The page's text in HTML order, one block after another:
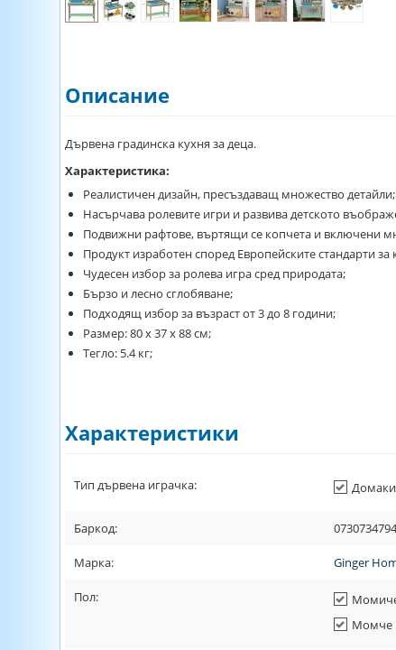
Описание
Дървена градинска кухня за деца.
Характеристика:
Реалистичен дизайн, пресъздаващ множество детайли;
Насърчава ролевите игри и развива детското
Подвижни рафтове, въртящи се копчета и включени
Продукт изработен според Европейските стандарти за
Чудесен избор за ролева игра сред природата;
Бързо и лесно сглобяване;
Подходящ избор за възраст от 3 до 8 години;
Размер: 80 х 37 х 88 см;
Тегло: 5.4 кг;
Характеристики
Тип дървена играчка:
Баркод:
Марка: Ginger
Пол:
Момче